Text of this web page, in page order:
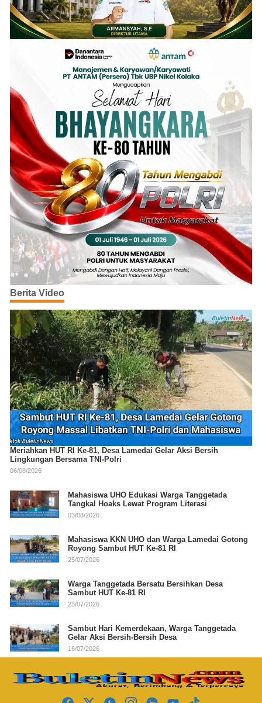
Berita Video
Meriahkan HUT RI Ke-81, Desa Lamedai Gelar Aksi Bersih
Lingkungan Bersama TNI-Polri
06/08/2026
Mahasiswa UHO Edukasi Warga Tanggetada
Tangkal Hoaks Lewat Program Literasi
03/08/2026
Mahasiswa KKN UHO dan Warga Lamedai Gotong
Royong Sambut HUT Ke-81 RI
25/07/2026
Warga Tanggetada Bersatu Bersihkan Desa
Sambut HUT Ke-81 RI
23/07/2026
Sambut Hari Kemerdekaan, Warga Tanggetada
Gelar Aksi Bersih-Bersih Desa
16/07/2026